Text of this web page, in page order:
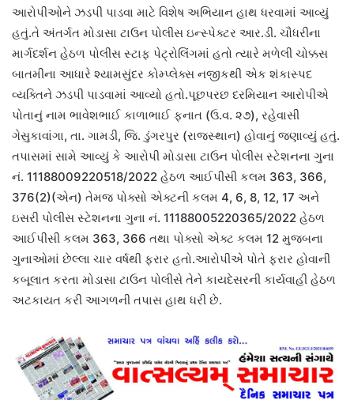
આરોપીઓને ઝડપી પાડવા માટે વિશેષ અભિયાન હાથ ધરવામાં આવ્યું
હતું.તે અંતર્ગત મોડાસા ટાઉન પોલીસ ઇન્સ્પેક્ટર આર.ડી. ચૌધરીના
માર્ગદર્શન હેઠળ પોલીસ સ્ટાફ પેટ્રોલિંગમાં હતો ત્યારે મળેલી ચોક્કસ
બાતમીના આધારે શ્યામસુંદર કોમ્પ્લેક્સ નજીકથી એક શંકાસ્પદ
વ્યક્તિને ઝડપી પાડવામાં આવ્યો હતો.પૂછપરછ દરમિયાન આરોપીએ
પોતાનું નામ ભાવેશભાઈ કાળાભાઈ ફનાત (ઉ.વ. ૨૭), રહેવાસી
ગેસુકાવાંગા, તા. ગામડી, જિ. ડુંગરપુર (રાજસ્થાન) હોવાનું જણાવ્યું હતું.
તપાસમાં સામે આવ્યું કે આરોપી મોડાસા ટાઉન પોલીસ સ્ટેશનના ગુના
નં. 11188009220518/2022 હેઠળ આઈપીસી કલમ 363, 366,
376(2)(એન) તેમજ પોક્સો એક્ટની કલમ 4, 6, 8, 12, 17 અને
ઇસરી પોલીસ સ્ટેશનના ગુના નં. 11188005220365/2022 હેઠળ
આઈપીસી કલમ 363, 366 તથા પોક્સો એક્ટ કલમ 12 મુજબના
ગુનાઓમાં છેલ્લા ચાર વર્ષથી ફરાર હતો.આરોપીએ પોતે ફરાર હોવાની
કબૂલાત કરતા મોડાસા ટાઉન પોલીસે તેને કાયદેસરની કાર્યવાહી હેઠળ
અટકાયત કરી આગળની તપાસ હાથ ધરી છે.